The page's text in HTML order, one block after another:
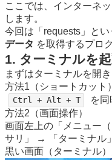
ここでは、インターネ
します。
今回は「requests」とい
データ を取得するプロ
1. ターミナルを
まずはターミナルを開き
方法1（ショートカット）
Ctrl + Alt + T
を
方法2（画面操作）
画面左上の「メニュー
サリ」 → 「ターミナル」
黒い画面（ターミナル